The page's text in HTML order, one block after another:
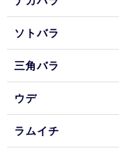
ソトバラ
三角バラ
ウデ
ラムイチ